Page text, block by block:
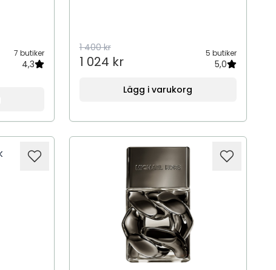
7 butiker
4,3
1 400 kr
1 024 kr
5 butiker
5,0
Lägg i varukorg